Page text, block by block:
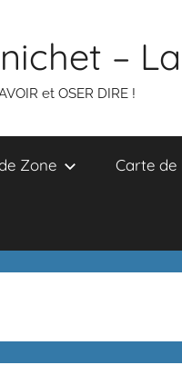
–
et OSER DIRE !
Zone Carte